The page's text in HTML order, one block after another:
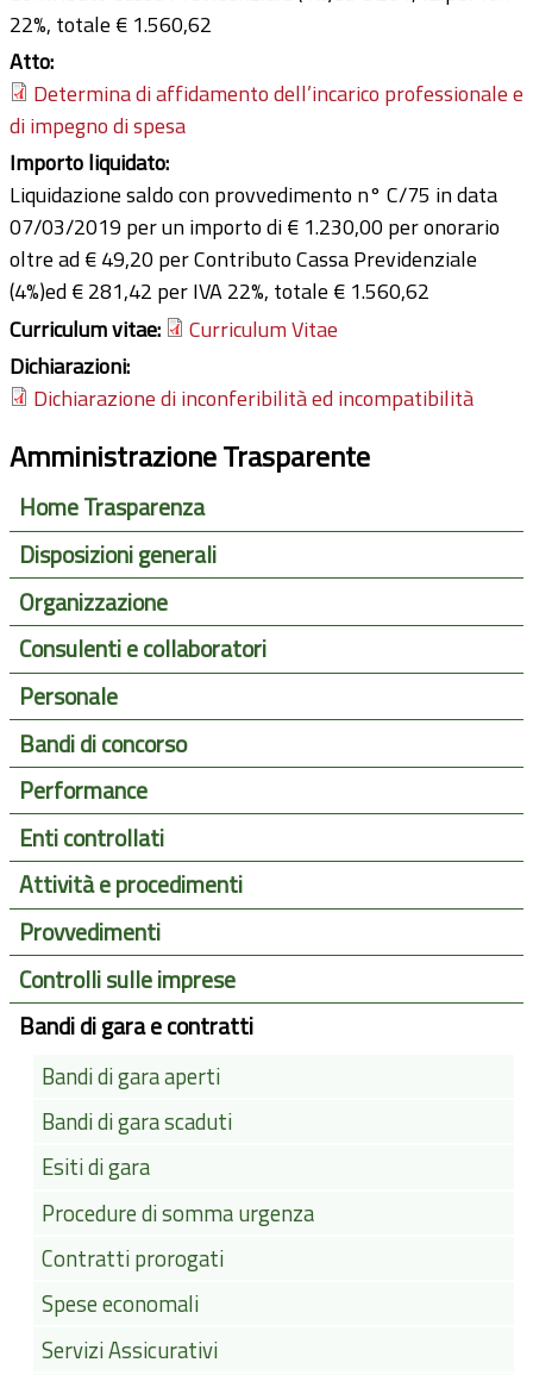
22%, totale € 1.560,62
Atto:
Determina di affidamento dell’incarico professionale e
di impegno di spesa
Importo liquidato:
Liquidazione saldo con provvedimento n° C/75 in data
07/03/2019 per un importo di € 1.230,00 per onorario
oltre ad € 49,20 per Contributo Cassa Previdenziale
(4%)ed € 281,42 per IVA 22%, totale € 1.560,62
Curriculum vitae:
Curriculum Vitae
Dichiarazioni:
Dichiarazione di inconferibilità ed incompatibilità
Amministrazione Trasparente
Home Trasparenza
Disposizioni generali
Organizzazione
Consulenti e collaboratori
Personale
Bandi di concorso
Performance
Enti controllati
Attività e procedimenti
Provvedimenti
Controlli sulle imprese
Bandi di gara e contratti
Bandi di gara aperti
Bandi di gara scaduti
Esiti di gara
Procedure di somma urgenza
Contratti prorogati
Spese economali
Servizi Assicurativi